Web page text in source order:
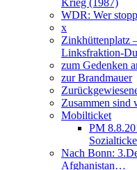
Krieg (1987)
WDR: Wer
x
Zinkhüttenplatz
Linksfraktion-
zum Gedenken
zur Brandmauer
Zusammen sind
Mobilticket
PM
Nach Bonn:
Afghanistan…